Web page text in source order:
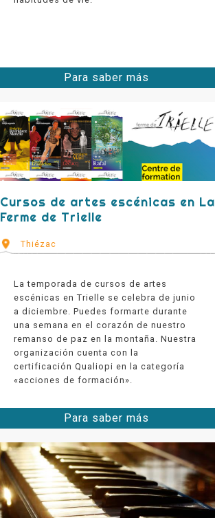
Para saber más
Cursos de artes escénicas en La
Ferme de Trielle
Thiézac
La temporada de cursos de artes
escénicas en Trielle se celebra de junio
a diciembre. Puedes formarte durante
una semana en el corazón de nuestro
remanso de paz en la montaña. Nuestra
organización cuenta con la
certificación Qualiopi en la categoría
«acciones de formación».
Para saber más